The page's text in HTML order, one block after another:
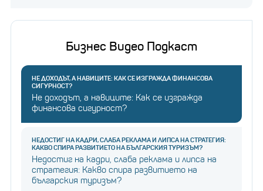
Бизнес Видео Подкаст
НЕ ДОХОДЪТ, А НАВИЦИТЕ: КАК СЕ ИЗГРАЖДА ФИНАНСОВА
СИГУРНОСТ?
Не доходът, а навиците: Как се изгражда
финансова сигурност?
НЕДОСТИГ НА КАДРИ, СЛАБА РЕКЛАМА И ЛИПСА НА СТРАТЕГИЯ:
КАКВО СПИРА РАЗВИТИЕТО НА БЪЛГАРСКИЯ ТУРИЗЪМ?
Недостиг на кадри, слаба реклама и липса на
стратегия: Какво спира развитието на
българския туризъм?